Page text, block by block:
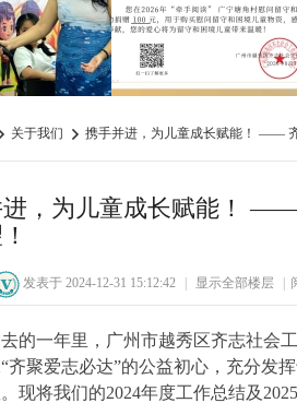
能｜2026“成
1
李晓蓝捐赠证书
65 1
关于我们 携手并进，为儿童成长赋能！ ——
，为儿童成长赋能！
发表于 2024-12-31 15:12:42 显示全部楼层
一年里，广州市越秀区齐志社会工
齐聚爱志必达”的公益初心，充分发
现将我们的2024年度工作总结及